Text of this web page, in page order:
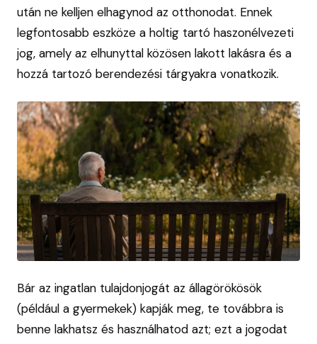
után ne kelljen elhagynod az otthonodat. Ennek
legfontosabb eszköze a holtig tartó haszonélvezeti
jog, amely az elhunyttal közösen lakott lakásra és a
hozzá tartozó berendezési tárgyakra vonatkozik.
Bár az ingatlan tulajdonjogát az állagörökösök
(például a gyermekek) kapják meg, te továbbra is
benne lakhatsz és használhatod azt; ezt a jogodat